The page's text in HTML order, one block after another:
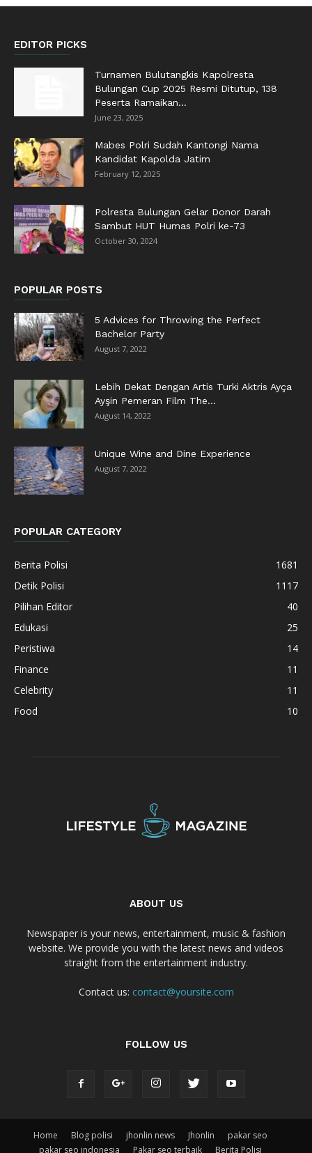
EDITOR PICKS
Turnamen Bulutangkis Kapolresta
Bulungan Cup 2025 Resmi Ditutup, 138
Peserta Ramaikan...
June 23, 2025
Mabes Polri Sudah Kantongi Nama
Kandidat Kapolda Jatim
February 12, 2025
Polresta Bulungan Gelar Donor Darah
Sambut HUT Humas Polri ke-73
October 30, 2024
POPULAR POSTS
5 Advices for Throwing the Perfect
Bachelor Party
August 7, 2022
Lebih Dekat Dengan Artis Turki Aktris Ayça
Ayşin Pemeran Film The...
August 14, 2022
Unique Wine and Dine Experience
August 7, 2022
POPULAR CATEGORY
Berita Polisi
1681
Detik Polisi
1117
Pilihan Editor
40
Edukasi
25
Peristiwa
14
Finance
11
Celebrity
11
Food
10
ABOUT US
Newspaper is your news, entertainment, music & fashion
website. We provide you with the latest news and videos
straight from the entertainment industry.
Contact us: contact@yoursite.com
FOLLOW US
Home Blog polisi jhonlin news Jhonlin
pakar seo
pakar seo indonesia
Pakar seo terbaik Berita Polisi